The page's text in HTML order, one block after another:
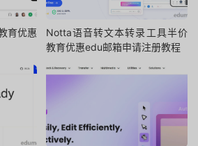
育优惠
Notta语音转文本转录工具半价
教育优惠edu邮箱申请注册教程